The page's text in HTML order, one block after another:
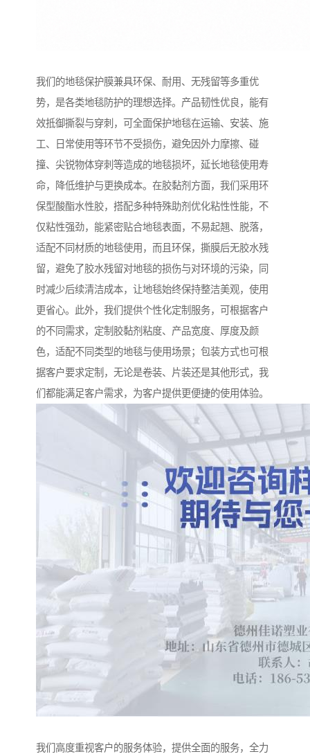
我们的地毯保护膜兼具环保、耐用、无残留等多重优
势，是各类地毯防护的理想选择。产品韧性优良，能有
效抵御撕裂与穿刺，可全面保护地毯在运输、安装、施
工、日常使用等环节不受损伤，避免因外力摩擦、碰
撞、尖锐物体穿刺等造成的地毯损坏，延长地毯使用寿
命，降低维护与更换成本。在胶黏剂方面，我们采用环
保型酸酯水性胶，搭配多种特殊助剂优化粘性性能，不
仅粘性强劲，能紧密贴合地毯表面，不易起翘、脱落，
适配不同材质的地毯使用，而且环保，撕膜后无胶水残
留，避免了胶水残留对地毯的损伤与对环境的污染，同
时减少后续清洁成本，让地毯始终保持整洁美观，使用
更省心。此外，我们提供个性化定制服务，可根据客户
的不同需求，定制胶黏剂粘度、产品宽度、厚度及颜
色，适配不同类型的地毯与使用场景；包装方式也可根
据客户要求定制，无论是卷装、片装还是其他形式，我
们都能满足客户需求，为客户提供更便捷的使用体验。
我们高度重视客户的服务体验，提供全面的服务，全力